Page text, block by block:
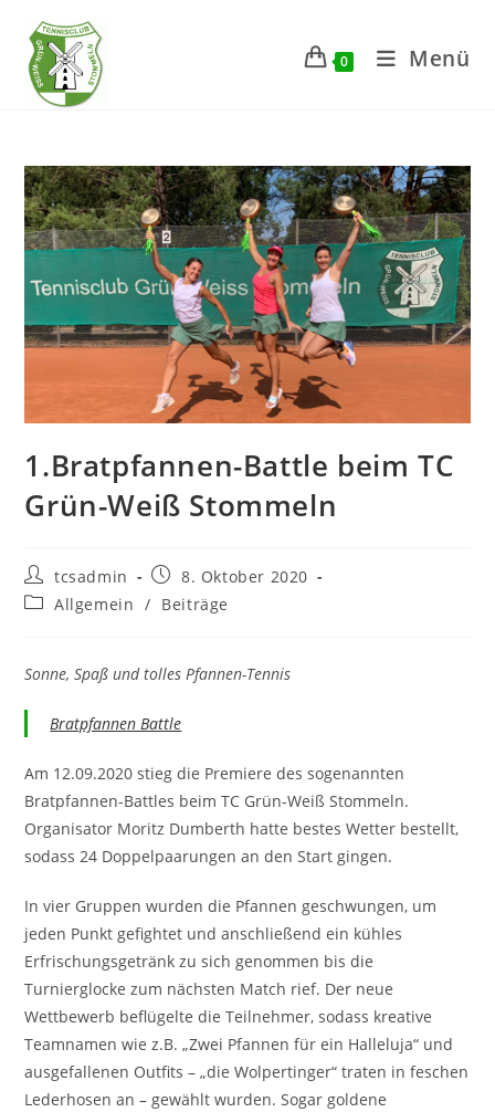
Inhalt
springen
0 Menü
1.Bratpfannen-Battle beim TC
Grün-Weiß Stommeln
Beitrags-
Autor:
tcsadmin
Beitrag
veröffentlicht:
8. Oktober 2020
Beitrags-
Allgemein / Beiträge
Sonne, Spaß und tolles Pfannen-Tennis
Bratpfannen Battle
Am 12.09.2020 stieg die Premiere des sogenannten
Bratpfannen-Battles beim TC Grün-Weiß Stommeln.
Organisator Moritz Dumberth hatte bestes Wetter bestellt,
sodass 24 Doppelpaarungen an den Start gingen.
In vier Gruppen wurden die Pfannen geschwungen, um
jeden Punkt gefightet und anschließend ein kühles
Erfrischungsgetränk zu sich genommen bis die
Turnierglocke zum nächsten Match rief. Der neue
Wettbewerb beflügelte die Teilnehmer, sodass kreative
Teamnamen wie z.B. „Zwei Pfannen für ein Halleluja“ und
ausgefallenen Outfits – „die Wolpertinger“ traten in feschen
Lederhosen an – gewählt wurden. Sogar goldene